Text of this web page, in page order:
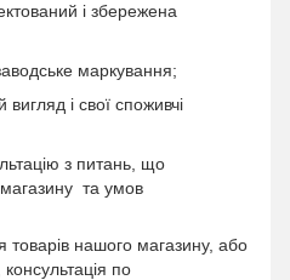
і збережена
маркування;
вигляд і свої споживчі
з питань, що
магазину та умов
нашого магазину, або
по